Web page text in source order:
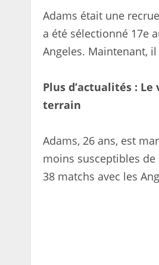
Adams était une
a été sélectionné 17e
Angeles. Maintenant,
Plus d’actualités :
terrain
Adams, 26 ans, est
moins susceptibles de
38 matchs avec les